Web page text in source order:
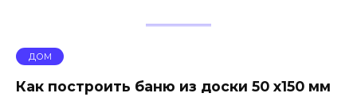
ДОМ
Как построить баню из доски 50 х150 мм